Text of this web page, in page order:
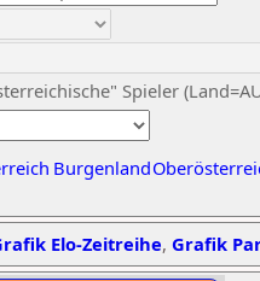
Spieler
Burgenland
Elo-Zeitreihe, Grafik